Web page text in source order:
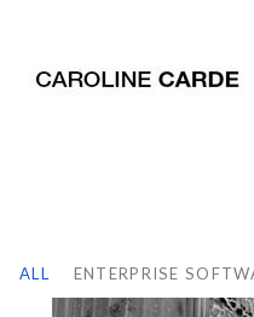
ALL ENTERPRISE